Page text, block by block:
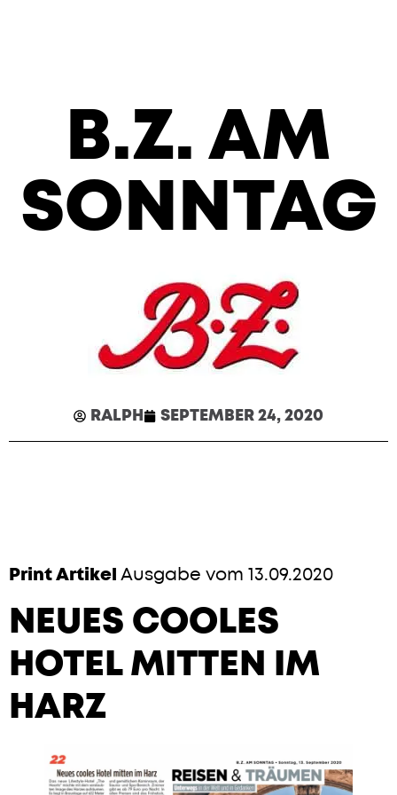
B.Z. AM
SONNTAG
RALPH SEPTEMBER 24, 2020
Print ArtikelAusgabe vom 13.09.2020
NEUES COOLES
HOTEL MITTEN IM
HARZ